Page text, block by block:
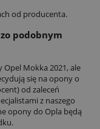
od producenta.
podobnym
Mokka 2021, ale
się na opony o
od zaleceń
z naszego
opony do Opla będą